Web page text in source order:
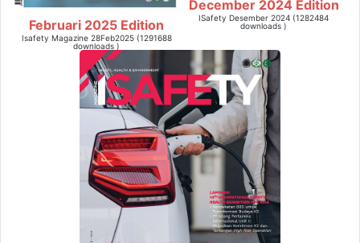
Februari 2025 Edition
Isafety Magazine 28Feb2025 (1291688
downloads )
December 2024 Edition
ISafety Desember 2024 (1282484
downloads )